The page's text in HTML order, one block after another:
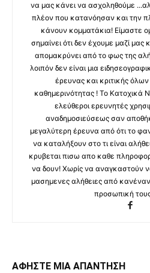
να μας κάνει να ασχοληθούμε
πλέον που κατανόησαν και την
κάνουν κομματάκια! Είμαστε
σημαίνει ότι δεν έχουμε μαζί
απομακρύνει από το φως της
λοιπόν δεν είναι μια
έρευνας και κριτικής
καθημερινότητας ! Το Κατοχικά
ελεύθεροι ερευνητές
αναδημοσιεύσεως σαν
μεγαλύτερη έρευνα από ότι το
να καταλήξουν στο τι είναι
κρυβεται πισω απο καθε
να δουν! Χωρίς να αναγκαστούν
μασημενες αλήθειες από
προσωπική
ΑΦΗΣΤΕ ΜΙΑ ΑΠΑΝΤΗΣΗ